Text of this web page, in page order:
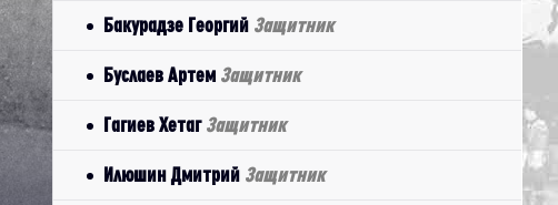
Бакурадзе Георгий Защитник
Буслаев Артем Защитник
Гагиев Хетаг Защитник
Илюшин Дмитрий Защитник